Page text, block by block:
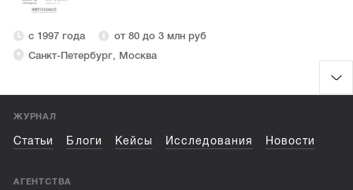
с 1997 года
от 80 до 3 млн руб
Санкт-Петербург, Москва
ЖУРНАЛ
Статьи Блоги Кейсы Исследования Новости
АГЕНТСТВА